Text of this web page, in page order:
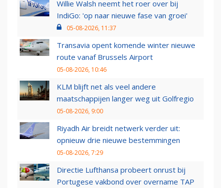
Willie Walsh neemt het roer over bij
IndiGo: 'op naar nieuwe fase van groei'
05-08-2026, 11:37
Transavia opent komende winter nieuwe
route vanaf Brussels Airport
05-08-2026, 10:46
KLM blijft net als veel andere
maatschappijen langer weg uit Golfregio
05-08-2026, 9:00
Riyadh Air breidt netwerk verder uit:
opnieuw drie nieuwe bestemmingen
05-08-2026, 7:29
Directie Lufthansa probeert onrust bij
Portugese vakbond over overname TAP